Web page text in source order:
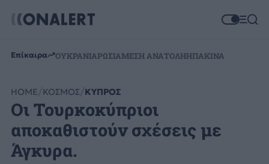
Επίκαιρα ΟΥΚΡΑΝΙΑΡΩΣΙΑΜΕΣΗ ΑΝΑΤΟΛΗΗΠΑΚΙΝΑ
HOME ΚΟΣΜΟΣ ΚΥΠΡΟΣ
Οι Τουρκοκύπριοι
αποκαθιστούν σχέσεις με
Άγκυρα.